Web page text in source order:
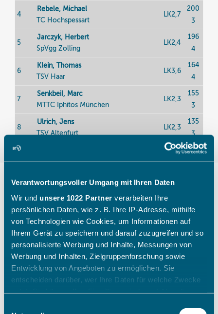
Verantwortungsvoller Umgang mit Ihren Daten
Wir und unsere 1022 Partner verarbeiten Ihre
persönlichen Daten, wie z. B. Ihre IP-Adresse, mithilfe
von Technologien wie Cookies, um Informationen auf
Ihrem Gerät zu speichern und darauf zuzugreifen und so
personalisierte Werbung und Inhalte, Messungen von
Werbung und Inhalten, Zielgruppenforschung sowie
Entwicklung von Angeboten zu ermöglichen. Sie
entscheiden darüber, wer Ihre Daten für welche Zwecke
Racepunkte
Ab neun und mehr Teilnehmern im K.-
o.-System